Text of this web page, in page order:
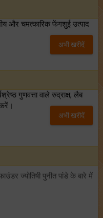
और चमत्कारिक फेंगशुई उत्पाद
अभी खरीदें
गुणवत्ता वाले रुद्राक्ष, लैब
अभी खरीदें
ज्योतिषी पुनीत पांडे के बारे में